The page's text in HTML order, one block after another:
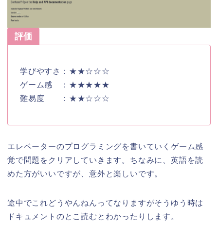
評価
学びやすさ：★★☆☆☆
ゲーム感 ：★★★★★
難易度 ：★★☆☆☆
エレベーターのプログラミングを書いていくゲーム感
覚で問題をクリアしていきます。ちなみに、英語を読
めた方がいいですが、意外と楽しいです。
途中でこれどうやんねんってなりますがそうゆう時は
ドキュメントのとこ読むとわかったりします。